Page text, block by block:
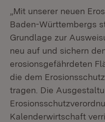
„Mit unserer neuen
Baden-Württembergs
Grundlage zur
neu auf und sichern
erosionsgefährdeten
die dem
tragen. Die
Kalenderwirtschaft